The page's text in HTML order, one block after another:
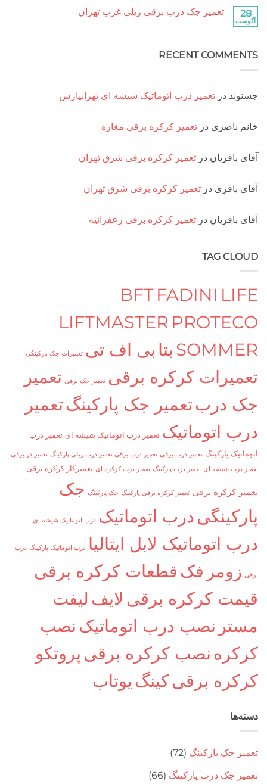
ریلی
جنت
آباد
برای
تعمیر
جک
درب
سعادت
آباد
ثبت
نشده
تعمیر جک درب برقی ریلی غرب تهران
هیچ
جک
برقی
تهران
RECENT
درتعمیر درب اتوماتیک شیشه ای تهرانپارس
درتعمیر کرکره برقی مغازه
درتعمیر کرکره برقی شرق تهران
درتعمیر کرکره برقی شرق تهران
درتعمیر کرکره برقی زعفرانیه
TAG
BFTFADINI
LIFTMASTER
بتابی اف تی تعمیرات جک پارکینگی
کرکره برقی تعمیر جک برقی
تعمیر
تعمیر جک پارکینگتعمیر
اتوماتیک تعمیر درب اتوماتیک شیشه ای تعمیر درب
پارکینگ تعمیر درب برقی تعمیر درب برقی تعمیر درب ریلی پارکینگ تعمیر در برقی
شیشه ای تعمیر درب پارکینگ تعمیر درب کرکره ای تعمیرکار کرکره برقی
برقی تعمیر کرکره برقی پارکینگ جک پارکینگ جک
درب اتوماتیک درب اتوماتیک شیشه ای
لابل ایتالیا درب اتوماتیک پارکینگ درب
فک قطعات کرکره برقی
کرکره برقیلایف لیفت
نصب درب اتوماتیکنصب
نصب کرکره برقیپروتکو
برقیکینگیوتاب
جک پارکینگ (72)
جک درب پارکینگ (66)